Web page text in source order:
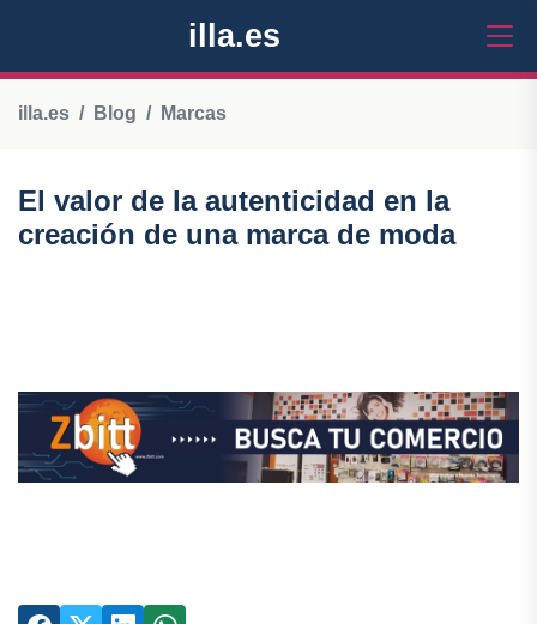
illa.es
illa.es Blog Marcas
El valor de la autenticidad en la
creación de una marca de moda